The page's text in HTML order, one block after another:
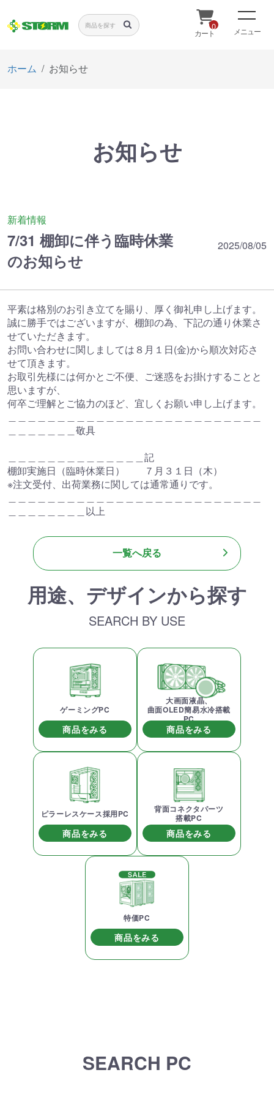
0
カート メニュー
ホーム お知らせ
お知らせ
新着情報
7/31 棚卸に伴う臨時休業
のお知らせ
2025/08/05
平素は格別のお引き立てを賜り、厚く御礼申し上げます。
誠に勝手ではございますが、棚卸の為、下記の通り休業さ
せていただきます。
お問い合わせに関しましては８月１日(金)から順次対応さ
せて頂きます。
お取引先様には何かとご不便、ご迷惑をお掛けすることと
思いますが、
何卒ご理解とご協力のほど、宜しくお願い申し上げます。
＿＿＿＿＿＿＿敬具
＿＿＿＿＿＿＿＿＿＿＿＿＿＿記
棚卸実施日（臨時休業日） ７月３１日（木）
※注文受付、出荷業務に関しては通常通りです。
＿＿＿＿＿＿＿＿以上
一覧へ戻る
用途、デザインから探す
SEARCH BY USE
ゲーミングPC
商品をみる
大画面液晶、
曲面OLED簡易水冷搭載
PC
商品をみる
ピラーレスケース採用PC
商品をみる
背面コネクタパーツ
搭載PC
商品をみる
特価PC
商品をみる
SEARCH PC